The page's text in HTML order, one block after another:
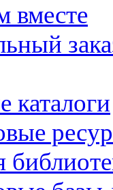
вместе
каталоги